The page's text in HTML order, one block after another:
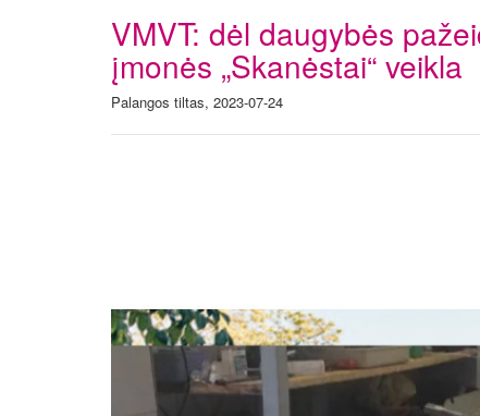
VMVT: dėl daugybės
įmonės „Skanėstai“ veikla
Palangos tiltas, 2023-07-24